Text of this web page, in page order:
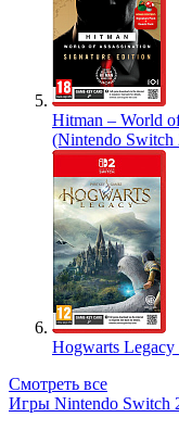
Hitman – World
(Nintendo Switch
Hogwarts
Смотреть все
Игры Nintendo Switch